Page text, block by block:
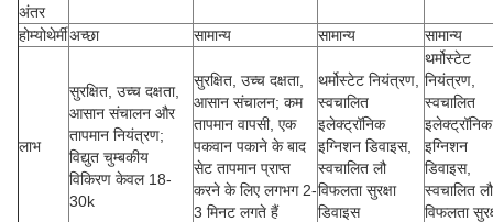
अंतर
होम्योथेर्मीअच्छा सामान्य सामान्य सामान्य
लाभ
सुरक्षित, उच्च दक्षता,
आसान संचालन और
तापमान नियंत्रण;
विद्युत चुम्बकीय
विकिरण केवल 18-
30k
सुरक्षित, उच्च दक्षता,
आसान संचालन; कम
तापमान वापसी, एक
पकवान पकाने के बाद
सेट तापमान प्राप्त
करने के लिए लगभग 2-
3 मिनट लगते हैं
थर्मोस्टेट नियंत्रण,
स्वचालित
इलेक्ट्रॉनिक
इग्निशन डिवाइस,
स्वचालित लौ
विफलता सुरक्षा
डिवाइस
थर्मोस्टेट
नियंत्रण,
स्वचालित
इलेक्ट्रॉनिक
इग्निशन
डिवाइस,
स्वचालित लौ
विफलता